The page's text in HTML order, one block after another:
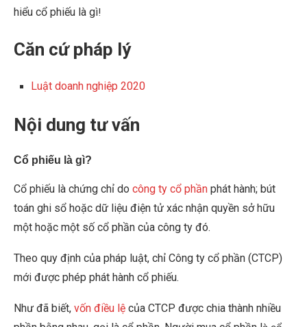
hiểu cổ phiếu là gì!
Căn cứ pháp lý
Luật doanh nghiệp 2020
Nội dung tư vấn
Cổ phiếu là gì?
Cổ phiếu là chứng chỉ do công ty cổ phần phát hành; bút
toán ghi sổ hoặc dữ liệu điện tử xác nhận quyền sở hữu
một hoặc một số cổ phần của công ty đó.
Theo quy định của pháp luật, chỉ Công ty cổ phần (CTCP)
mới được phép phát hành cổ phiếu.
Như đã biết, vốn điều lệ của CTCP được chia thành nhiều